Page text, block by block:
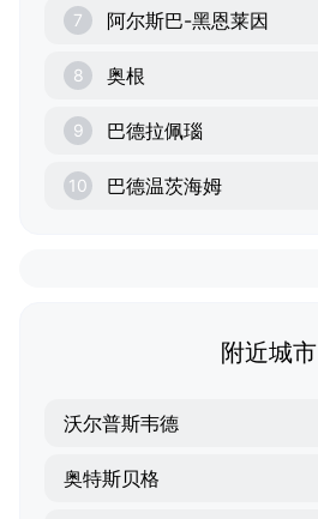
7 阿尔斯巴-黑恩莱因
8 奥根
9 巴德拉佩瑙
10 巴德温茨海姆
附近城市
沃尔普斯韦德
奥特斯贝格